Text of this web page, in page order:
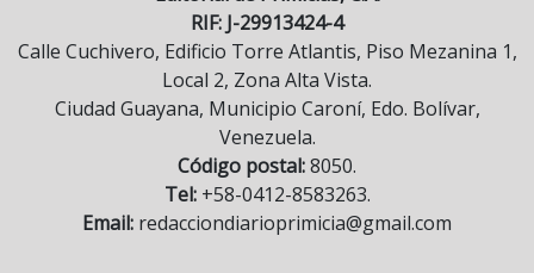
RIF: J-29913424-4
Calle Cuchivero, Edificio Torre Atlantis, Piso Mezanina 1,
Local 2, Zona Alta Vista.
Ciudad Guayana, Municipio Caroní, Edo. Bolívar,
Venezuela.
Código postal:8050.
Tel:+58-0412-8583263.
Email: redacciondiarioprimicia@gmail.com